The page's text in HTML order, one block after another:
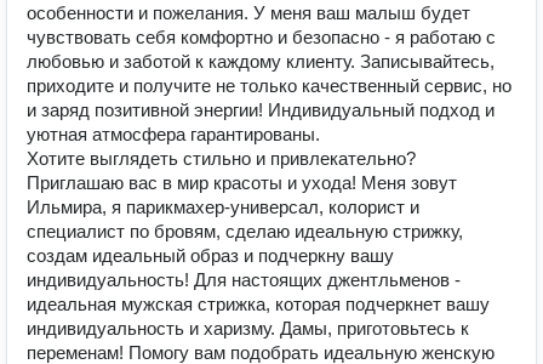
особенности и пожелания. У меня ваш малыш будет
чувствовать себя комфортно и безопасно - я работаю с
любовью и заботой к каждому клиенту. Записывайтесь,
приходите и получите не только качественный сервис, но
и заряд позитивной энергии! Индивидуальный подход и
уютная атмосфера гарантированы.
Хотите выглядеть стильно и привлекательно?
Приглашаю вас в мир красоты и ухода! Меня зовут
Ильмира, я парикмахер-универсал, колорист и
специалист по бровям, сделаю идеальную стрижку,
создам идеальный образ и подчеркну вашу
индивидуальность! Для настоящих джентльменов -
идеальная мужская стрижка, которая подчеркнет вашу
индивидуальность и харизму. Дамы, приготовьтесь к
переменам! Помогу вам подобрать идеальную женскую